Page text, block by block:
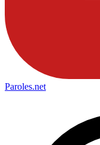
Paroles.net